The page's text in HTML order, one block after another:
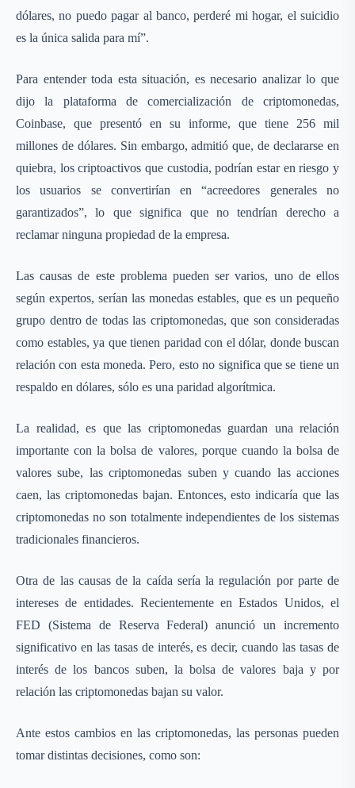
dólares, no puedo pagar al banco, perderé mi hogar, el suicidio
es la única salida para mí”.
Para entender toda esta situación, es necesario analizar lo que
dijo la plataforma de comercialización de criptomonedas,
Coinbase, que presentó en su informe, que tiene 256 mil
millones de dólares. Sin embargo, admitió que, de declararse en
quiebra, los criptoactivos que custodia, podrían estar en riesgo y
los usuarios se convertirían en “acreedores generales no
garantizados”, lo que significa que no tendrían derecho a
reclamar ninguna propiedad de la empresa.
Las causas de este problema pueden ser varios, uno de ellos
según expertos, serían las monedas estables, que es un pequeño
grupo dentro de todas las criptomonedas, que son consideradas
como estables, ya que tienen paridad con el dólar, donde buscan
relación con esta moneda. Pero, esto no significa que se tiene un
respaldo en dólares, sólo es una paridad algorítmica.
La realidad, es que las criptomonedas guardan una relación
importante con la bolsa de valores, porque cuando la bolsa de
valores sube, las criptomonedas suben y cuando las acciones
caen, las criptomonedas bajan. Entonces, esto indicaría que las
criptomonedas no son totalmente independientes de los sistemas
tradicionales financieros.
Otra de las causas de la caída sería la regulación por parte de
intereses de entidades. Recientemente en Estados Unidos, el
FED (Sistema de Reserva Federal) anunció un incremento
significativo en las tasas de interés, es decir, cuando las tasas de
interés de los bancos suben, la bolsa de valores baja y por
relación las criptomonedas bajan su valor.
Ante estos cambios en las criptomonedas, las personas pueden
tomar distintas decisiones, como son: